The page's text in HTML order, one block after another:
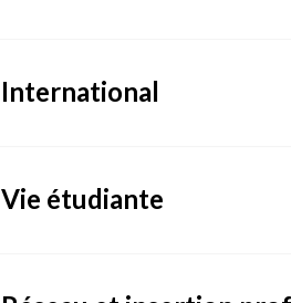
International
Vie étudiante